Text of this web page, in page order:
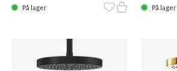
På lager På lager